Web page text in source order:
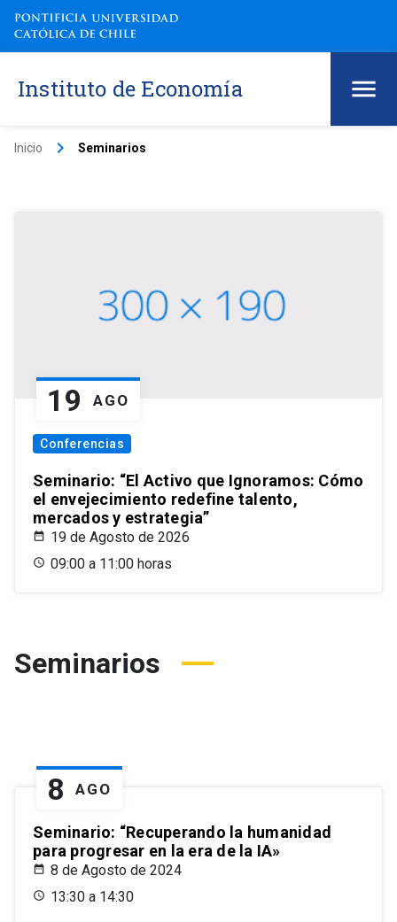
Instituto de Economía
Inicio keyboard_arrow_right Seminarios
19 AGO
Conferencias
Seminario: “El Activo que Ignoramos: Cómo
el envejecimiento redefine talento,
mercados y estrategia”
19 de Agosto de 2026
09:00 a 11:00 horas
Seminarios
8 AGO
Seminario: “Recuperando la humanidad
para progresar en la era de la IA»
8 de Agosto de 2024
13:30 a 14:30